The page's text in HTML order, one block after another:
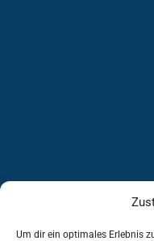
Um dir ein optimales Erlebnis